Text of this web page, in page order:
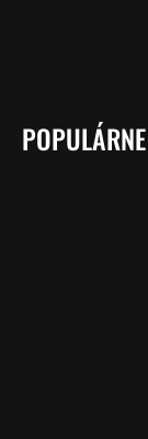
POPULÁRNE